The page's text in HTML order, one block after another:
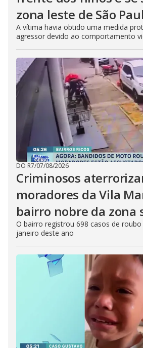
zona leste de São
A vítima havia obtido uma medida
agressor devido ao comportamento
DO R7/07/08/2026
Criminosos
moradores da Vila
bairro nobre da zona
O bairro registrou 698 casos de
janeiro deste ano